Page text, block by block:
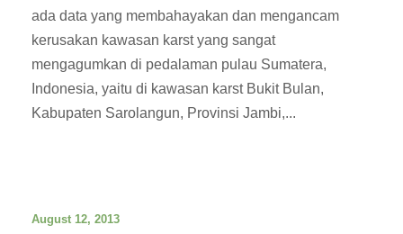
ada data yang membahayakan dan mengancam
kerusakan kawasan karst yang sangat
mengagumkan di pedalaman pulau Sumatera,
Indonesia, yaitu di kawasan karst Bukit Bulan,
Kabupaten Sarolangun, Provinsi Jambi,...
August 12, 2013